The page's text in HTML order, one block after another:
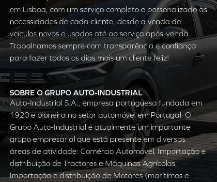
em Lisboa, com um serviço completo e personalizado às
necessidades de cada cliente, desde a venda de
veículos novos e usados até ao serviço após-venda.
Trabalhamos sempre com transparência e confiança
para fazer todos os dias mais um cliente feliz!
SOBRE O GRUPO AUTO-INDUSTRIAL
Auto-Industrial S.A., empresa portuguesa fundada em
1920 e pioneira no setor automóvel em Portugal. O
Grupo Auto-Industrial é atualmente um importante
grupo empresarial que está presente em diversas
áreas de atividade: Comércio Automóvel, Importação e
distribuição de Tractores e Máquinas Agrícolas,
Importação e distribuição de Motores (marítimos e